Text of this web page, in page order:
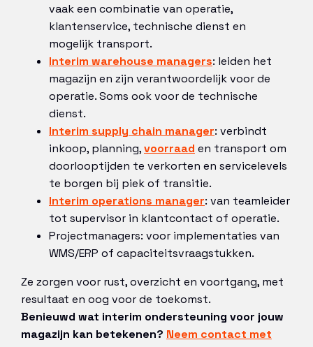
vaak een combinatie van operatie,
klantenservice, technische dienst en
mogelijk transport.
Interim warehouse managers: leiden het
magazijn en zijn verantwoordelijk voor de
operatie. Soms ook voor de technische
dienst.
Interim supply chain manager: verbindt
inkoop, planning,voorraad en transport om
doorlooptijden te verkorten en servicelevels
te borgen bij piek of transitie.
Interim operations manager: van teamleider
tot supervisor in klantcontact of operatie.
Projectmanagers: voor implementaties van
WMS/ERP of capaciteitsvraagstukken.
Ze zorgen voor rust, overzicht en voortgang, met
resultaat en oog voor de toekomst.
Benieuwd wat interim ondersteuning voor jouw
magazijn kan betekenen? Neem contact met